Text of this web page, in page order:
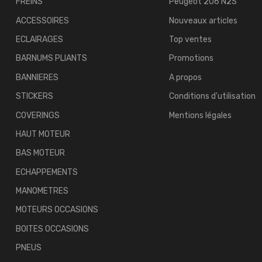
ACCESSOIRES
ECLAIRAGES
BARNUMS PLIANTS
BANNIERES
STICKERS
COVERINGS
HAUT MOTEUR
BAS MOTEUR
ECHAPPEMENTS
MANOMETRES
MOTEURS OCCASIONS
BOITES OCCASIONS
PNEUS
Nouveaux articles
Top ventes
Promotions
A propos
Conditions d'utilisation
Mentions légales